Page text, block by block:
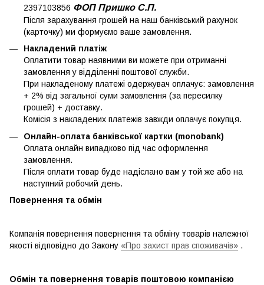
2397103856 ФОП Пришко С.П.
Після зарахування грошей на наш банківський рахунок
(карточку) ми формуємо ваше замовлення.
Накладений платіж
Оплатити товар наявними ви можете при отриманні
замовлення у відділенні поштової служби.
При накладеному платежі одержувач оплачує: замовлення
+ 2% від загальної суми замовлення (за пересилку
грошей) + доставку.
Комісія з накладених платежів завжди оплачує покупця.
Онлайн-оплата банківської картки (monobank)
Оплата онлайн випадково під час оформлення
замовлення.
Після оплати товар буде надіслано вам у той же або на
наступний робочий день.
Повернення та обмін
Компанія повернення повернення та обміну товарів належної
якості відповідно до Закону «Про захист прав споживачів» .
Обмін та повернення товарів поштовою компанією